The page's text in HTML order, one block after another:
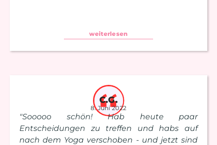
weiterlesen
C.G.
8. Juni 2022
"Sooooo schön! Hab heute paar
Entscheidungen zu treffen und habs auf
nach dem Yoga verschoben - und jetzt sind